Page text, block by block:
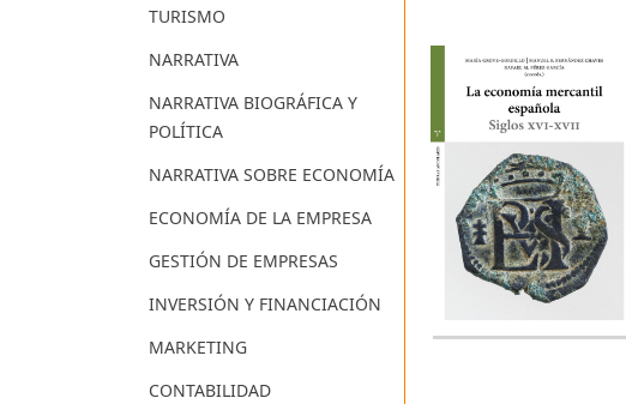
TURISMO
NARRATIVA
NARRATIVA BIOGRÁFICA Y
POLÍTICA
NARRATIVA SOBRE ECONOMÍA
ECONOMÍA DE LA EMPRESA
GESTIÓN DE EMPRESAS
INVERSIÓN Y FINANCIACIÓN
MARKETING
CONTABILIDAD